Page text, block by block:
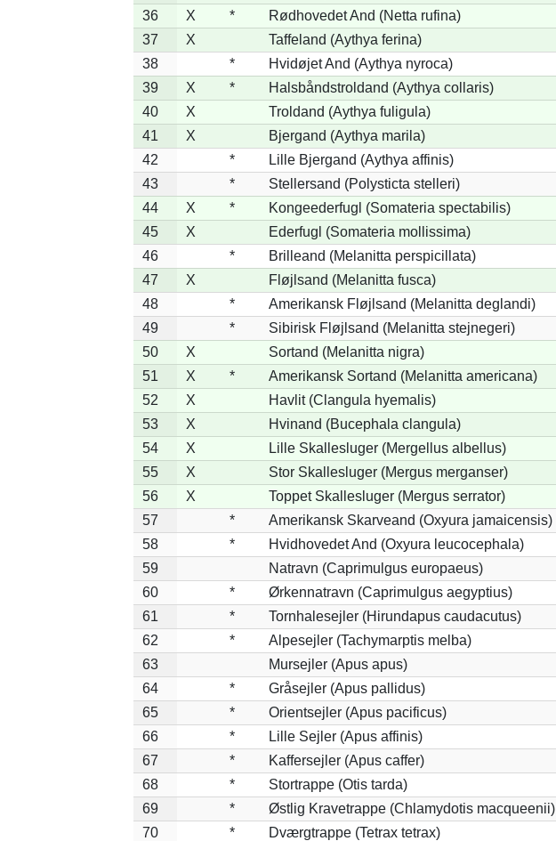
36
X * Rødhovedet And (Netta rufina)
37
X
Taffeland (Aythya ferina)
38
*
Hvidøjet And (Aythya nyroca)
39
X * Halsbåndstroldand (Aythya collaris)
40
X
Troldand (Aythya fuligula)
41
X
Bjergand (Aythya marila)
42
*
Lille Bjergand (Aythya affinis)
43
*
Stellersand (Polysticta stelleri)
44
X * Kongeederfugl (Somateria spectabilis)
45
X
Ederfugl (Somateria mollissima)
46
*
Brilleand (Melanitta perspicillata)
47
X
Fløjlsand (Melanitta fusca)
48
*
Amerikansk Fløjlsand (Melanitta deglandi)
49
*
Sibirisk Fløjlsand (Melanitta stejnegeri)
50
X
Sortand (Melanitta nigra)
51
X * Amerikansk Sortand (Melanitta americana)
52
X
Havlit (Clangula hyemalis)
53
X
Hvinand (Bucephala clangula)
54
X
Lille Skallesluger (Mergellus albellus)
55
X
Stor Skallesluger (Mergus merganser)
56
X
Toppet Skallesluger (Mergus serrator)
57
*
Amerikansk Skarveand (Oxyura jamaicensis)
58
*
Hvidhovedet And (Oxyura leucocephala)
59
Natravn (Caprimulgus europaeus)
60
*
Ørkennatravn (Caprimulgus aegyptius)
61
*
Tornhalesejler (Hirundapus caudacutus)
62
*
Alpesejler (Tachymarptis melba)
63
Mursejler (Apus apus)
64
*
Gråsejler (Apus pallidus)
65
*
Orientsejler (Apus pacificus)
66
*
Lille Sejler (Apus affinis)
67
*
Kaffersejler (Apus caffer)
68
*
Stortrappe (Otis tarda)
69
*
Østlig Kravetrappe (Chlamydotis macqueenii)
70
*
Dværgtrappe (Tetrax tetrax)